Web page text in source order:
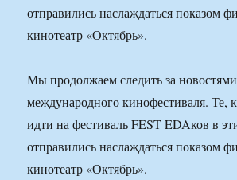
отправились наслаждаться показом
кинотеатр «Октябрь».
Мы продолжаем следить за
международного кинофестиваля. Те,
идти на фестиваль FEST EDAков в
отправились наслаждаться показом
кинотеатр «Октябрь».